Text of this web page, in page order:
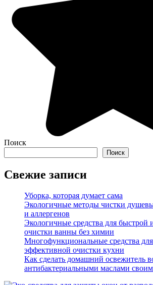
Поиск
Поиск
Свежие записи
Уборка, которая думает сама
Экологичные методы чистки
и аллергенов
Экологичные средства для быстрой
очистки ванны без химии
Многофункциональные средства
эффективной очистки кухни
Как сделать домашний освежитель
антибактериальными маслами